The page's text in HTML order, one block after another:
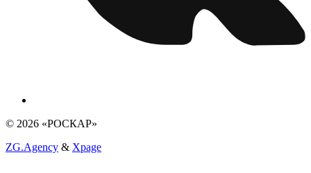
© 2026 «РОСКАР»
ZG.Agency & Xpage